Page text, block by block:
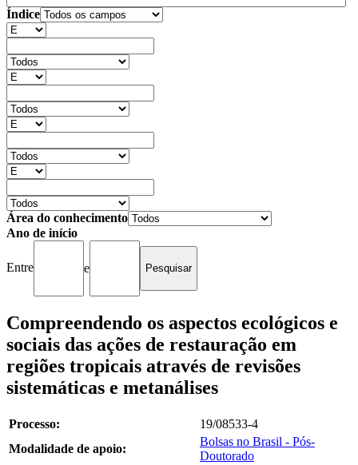
Índice
Área do conhecimento
Ano de início
Entre e
Compreendendo os aspectos ecológicos e
sociais das ações de restauração em
regiões tropicais através de revisões
sistemáticas e metanálises
Processo:
19/08533-4
Modalidade de apoio:
Bolsas no Brasil - Pós-
Doutorado